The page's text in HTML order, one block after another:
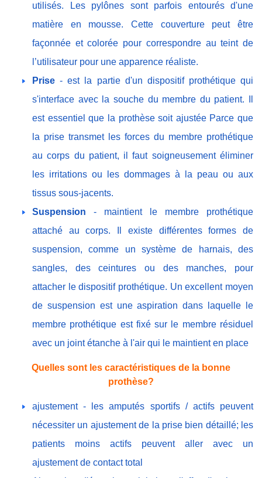
utilisés. Les pylônes sont parfois entourés d'une
matière en mousse. Cette couverture peut être
façonnée et colorée pour correspondre au teint de
l’utilisateur pour une apparence réaliste.
Prise- est la partie d'un dispositif prothétique qui
s'interface avec la souche du membre du patient. Il
est essentiel que la prothèse soit ajustée Parce que
la prise transmet les forces du membre prothétique
au corps du patient, il faut soigneusement éliminer
les irritations ou les dommages à la peau ou aux
tissus sous-jacents.
Suspension - maintient le membre prothétique
attaché au corps. Il existe différentes formes de
suspension, comme un système de harnais, des
sangles, des ceintures ou des manches, pour
attacher le dispositif prothétique. Un excellent moyen
de suspension est une aspiration dans laquelle le
membre prothétique est fixé sur le membre résiduel
avec un joint étanche à l'air qui le maintient en place
Quelles sont les caractéristiques de la bonne
prothèse?
ajustement - les amputés sportifs / actifs peuvent
nécessiter un ajustement de la prise bien détaillé; les
patients moins actifs peuvent aller avec un
ajustement de contact total